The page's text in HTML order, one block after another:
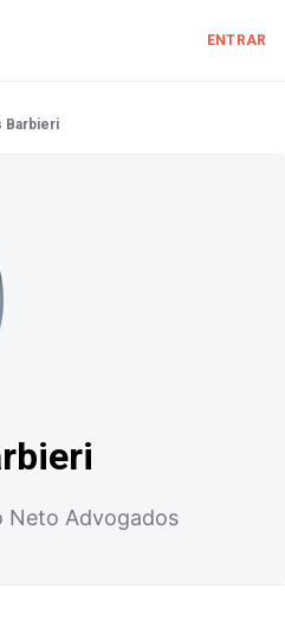
ENTRAR
Barbieri
Neto Advogados